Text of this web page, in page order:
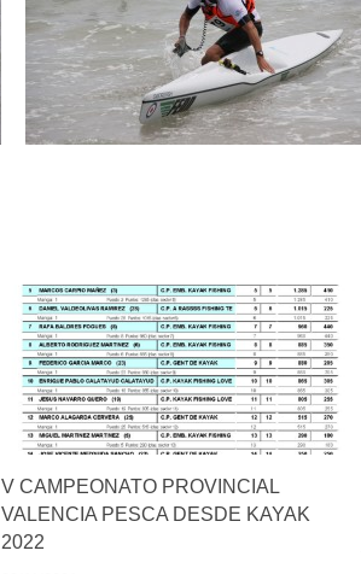
V CAMPEONATO PROVINCIAL
VALENCIA PESCA DESDE KAYAK
2022